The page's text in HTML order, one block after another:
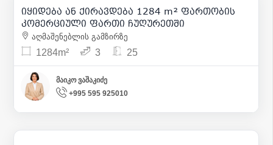
31
იყიდება ან ქირავდება 1284 m² ფართობის
კომერციული ფართი ჩუღურეთში
აღმაშენებლის გამზირზე
1284m² 3 25
მაიკო ვაშაკიძე
+995 595 925010
7 000 | m² 8
2 500 000